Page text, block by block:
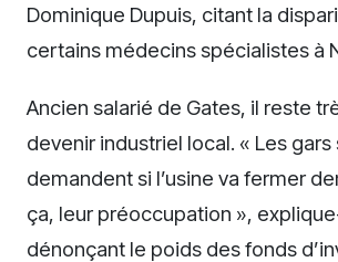
Dominique Dupuis, citant la
certains médecins spécialistes à
Ancien salarié de Gates, il reste
devenir industriel local. « Les gars
demandent si l’usine va fermer
ça, leur préoccupation »,
dénonçant le poids des fonds